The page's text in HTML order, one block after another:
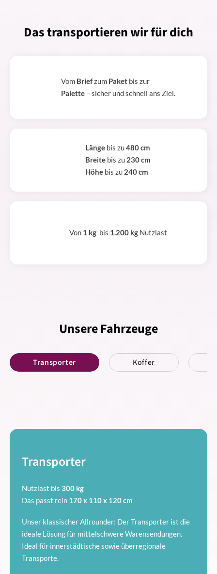
Das transportieren wir für dich
Vom Briefzum Paketbis zur
Palette– sicher und schnell ans Ziel.
Länge bis zu480 cm
Breite bis zu 230 cm
Höhe bis zu 240 cm
Von 1 kgbis 1.200 kgNutzlast
Unsere Fahrzeuge
Transporter Koffer
Transporter
Nutzlast bis 300 kg
Das passt rein 170 x 110 x 120 cm
Unser klassischer Allrounder: Der Transporter ist die
ideale Lösung für mittelschwere Warensendungen.
Ideal für innerstädtische sowie überregionale
Transporte.